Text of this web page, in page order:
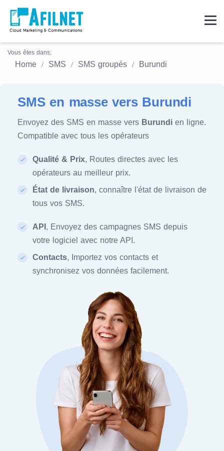
Vous êtes dans:
Home SMS SMS groupés Burundi
SMS en masse vers Burundi
Envoyez des SMS en masse vers Burundi en ligne.
Compatible avec tous les opérateurs
Qualité & Prix, Routes directes avec les
opérateurs au meilleur prix.
État de livraison, connaître l'état de livraison de
tous vos SMS.
API , Envoyez des campagnes SMS depuis
votre logiciel avec notre API.
Contacts, Importez vos contacts et
synchronisez vos données facilement.